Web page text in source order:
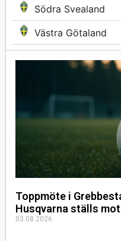
Södra Svealand
Västra Götaland
Toppmöte i
Husqvarna ställs
03.08.2026